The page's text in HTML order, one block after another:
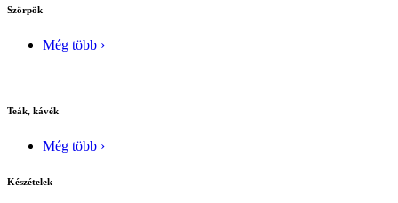
Szörpök
Még több ›
Teák, kávék
Még több ›
Készételek